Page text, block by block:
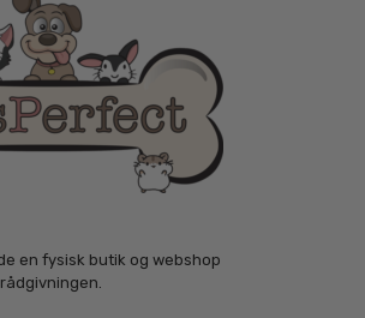
en fysisk butik og webshop